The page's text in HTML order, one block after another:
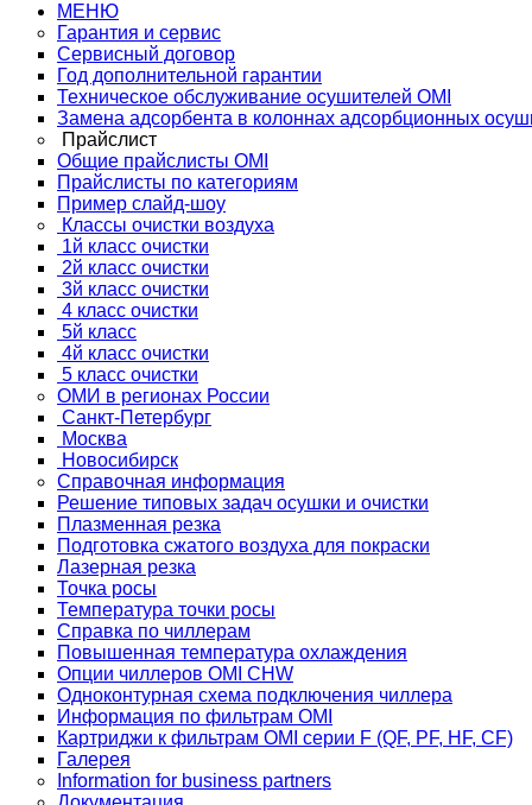
МЕНЮ
Гарантия и сервис
Сервисный договор
Год дополнительной гарантии
Техническое обслуживание осушителей OMI
Замена адсорбента в колоннах адсорбционных
Прайслист
Общие прайслисты OMI
Прайслисты по категориям
Пример слайд-шоу
Классы очистки воздуха
1й класс очистки
2й класс очистки
3й класс очистки
4 класс очистки
5й класс
4й класс очистки
5 класс очистки
ОМИ в регионах России
Санкт-Петербург
Москва
Новосибирск
Справочная информация
Решение типовых задач осушки и очистки
Плазменная резка
Подготовка сжатого воздуха для покраски
Лазерная резка
Точка росы
Температура точки росы
Справка по чиллерам
Повышенная температура охлаждения
Опции чиллеров OMI CHW
Одноконтурная схема подключения чиллера
Информация по фильтрам OMI
Картриджи к фильтрам OMI серии F (QF, PF, HF, CF)
Галерея
Information for business partners